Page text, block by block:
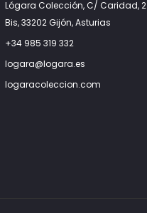
Lógara Colección, C/ Caridad, 2
Bis, 33202 Gijón, Asturias
+34 985 319 332
logara@logara.es
logaracoleccion.com